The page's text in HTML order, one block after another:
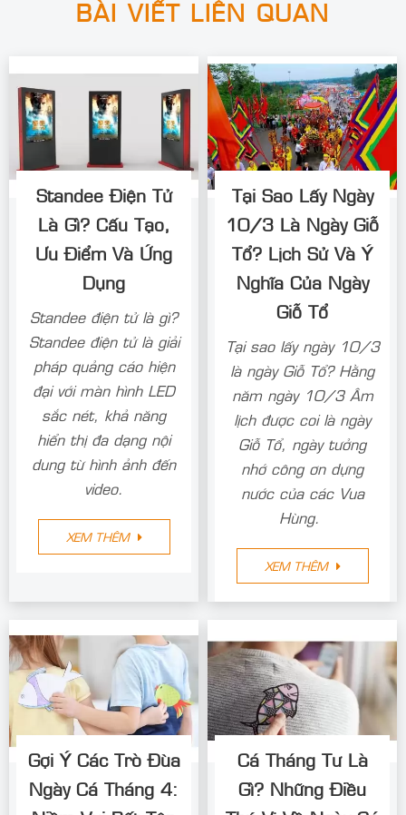
BÀI VIẾT LIÊN QUAN
Standee Điện Tử
Là Gì? Cấu Tạo,
Ưu Điểm Và Ứng
Dụng
Standee điện tử là gì?
Standee điện tử là giải
pháp quảng cáo hiện
đại với màn hình LED
sắc nét, khả năng
hiển thị đa dạng nội
dung từ hình ảnh đến
video.
XEM THÊM
Tại Sao Lấy Ngày
10/3 Là Ngày Giỗ
Tổ? Lịch Sử Và Ý
Nghĩa Của Ngày
Giỗ Tổ
Tại sao lấy ngày 10/3
là ngày Giỗ Tổ? Hằng
năm ngày 10/3 Âm
lịch được coi là ngày
Giỗ Tổ, ngày tưởng
nhớ công ơn dựng
nước của các Vua
Hùng.
XEM THÊM
Gợi Ý Các Trò Đùa
Ngày Cá Tháng 4:
Cá Tháng Tư Là
Gì? Những Điều